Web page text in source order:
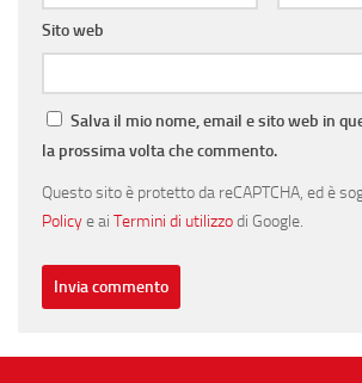
Sito web
Salva il mio nome, email e sito web in
la prossima volta che commento.
Questo sito è protetto da reCAPTCHA, ed è
Policye ai Termini di utilizzodi Google.